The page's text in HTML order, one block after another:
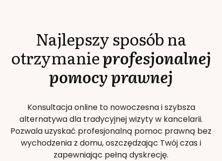
Najlepszy sposób na
otrzymanieprofesjonalnej
pomocy prawnej
Konsultacja online to nowoczesna i szybsza
alternatywa dla tradycyjnej wizyty w kancelarii.
Pozwala uzyskać profesjonalną pomoc prawną bez
wychodzenia z domu, oszczędzając Twój czas i
zapewniając pełną dyskrecję.